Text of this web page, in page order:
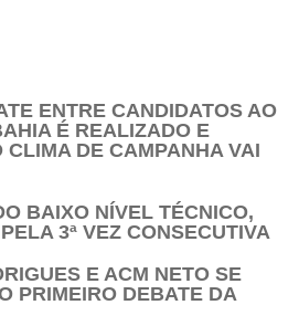
ENTRE CANDIDATOS AO
É REALIZADO E
CLIMA DE CAMPANHA VAI
BAIXO NÍVEL TÉCNICO,
3ª VEZ CONSECUTIVA
E ACM NETO SE
PRIMEIRO DEBATE DA